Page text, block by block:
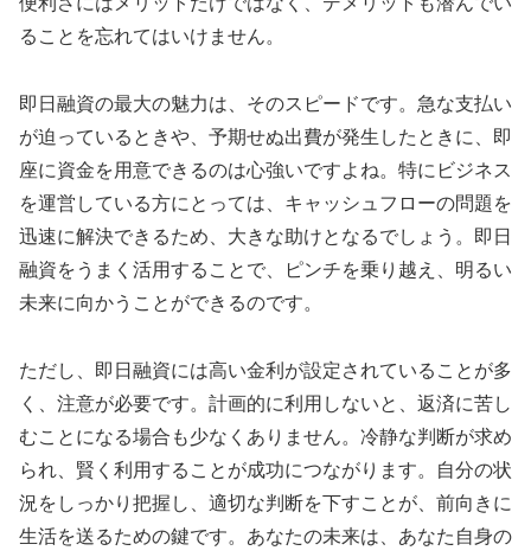
ることを忘れてはいけません。
即日融資の最大の魅力は、そのスピードです。急な支払い
が迫っているときや、予期せぬ出費が発生したときに、即
座に資金を用意できるのは心強いですよね。特にビジネス
を運営している方にとっては、キャッシュフローの問題を
迅速に解決できるため、大きな助けとなるでしょう。即日
融資をうまく活用することで、ピンチを乗り越え、明るい
未来に向かうことができるのです。
ただし、即日融資には高い金利が設定されていることが多
く、注意が必要です。計画的に利用しないと、返済に苦し
むことになる場合も少なくありません。冷静な判断が求め
られ、賢く利用することが成功につながります。自分の状
況をしっかり把握し、適切な判断を下すことが、前向きに
生活を送るための鍵です。あなたの未来は、あなた自身の